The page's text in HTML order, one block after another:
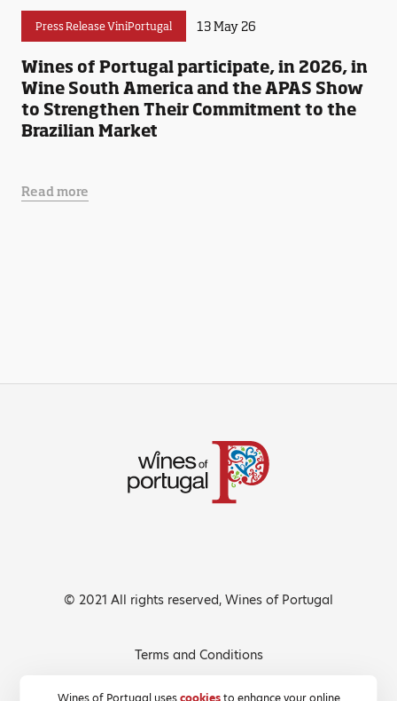
Press Release ViniPortugal 13 May 26
Wines of Portugal participate, in 2026, in
Wine South America and the APAS Show
to Strengthen Their Commitment to the
Brazilian Market
Read more
Wines of Portugal usescookiesto enhance your online
© 2021 All rights reserved, Wines of Portugal
Terms and Conditions